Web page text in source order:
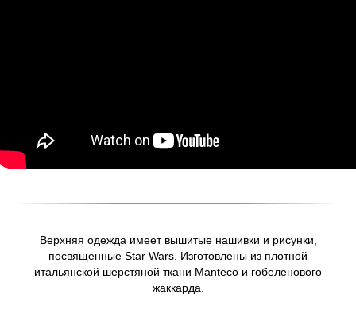
Верхняя одежда имеет вышитые нашивки и рисунки,
посвященные Star Wars. Изготовлены из плотной
итальянской шерстяной ткани Manteco и гобеленового
жаккарда.